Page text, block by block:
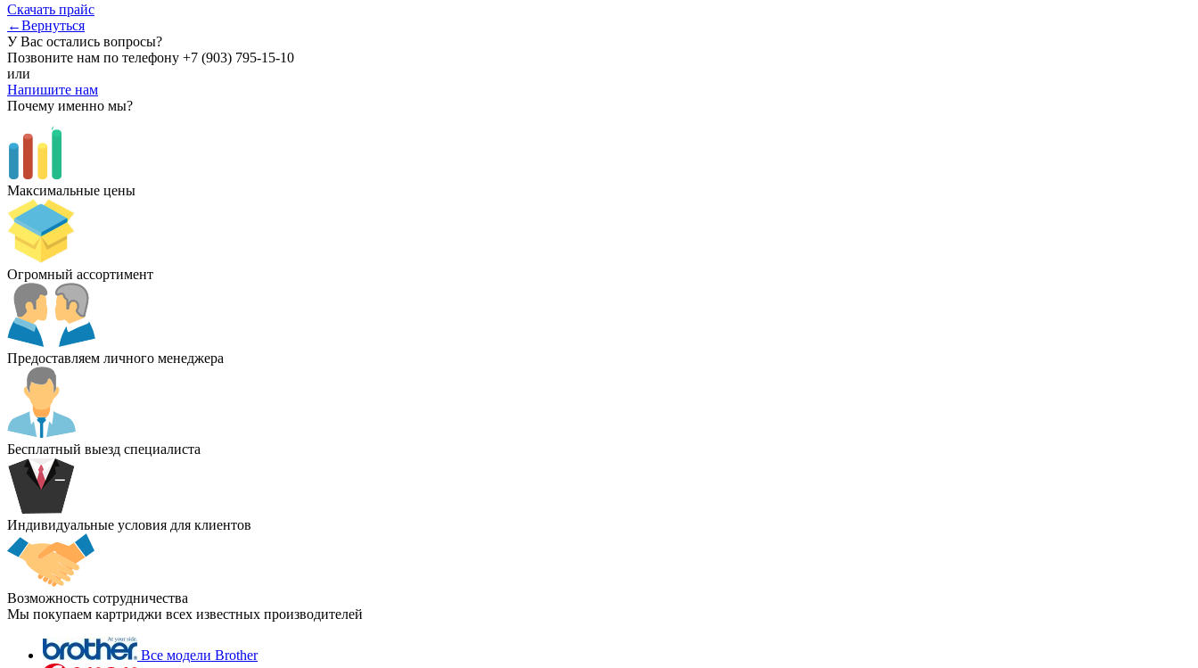
Скачать прайс
←Вернуться
У Вас остались вопросы?
Позвоните нам по телефону +7 (903) 795-15-10
или
Напишите нам
Почему именно мы?
Максимальные цены
Огромный ассортимент
Предоставляем личного менеджера
Бесплатный выезд специалиста
Индивидуальные условия для клиентов
Возможность сотрудничества
Мы покупаем картриджи всех известных производителей
Все модели Brother